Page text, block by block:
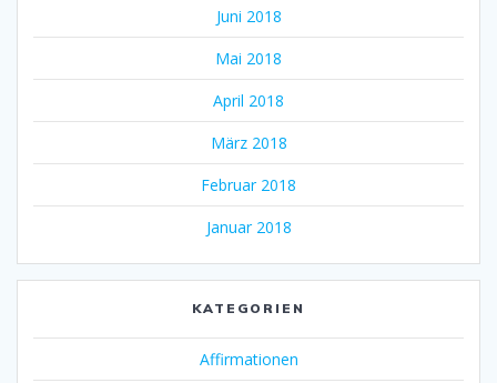
Juni 2018
Mai 2018
April 2018
März 2018
Februar 2018
Januar 2018
KATEGORIEN
Affirmationen